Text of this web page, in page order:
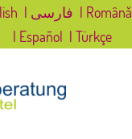
| فارسی | Română
| Español | Türkçe